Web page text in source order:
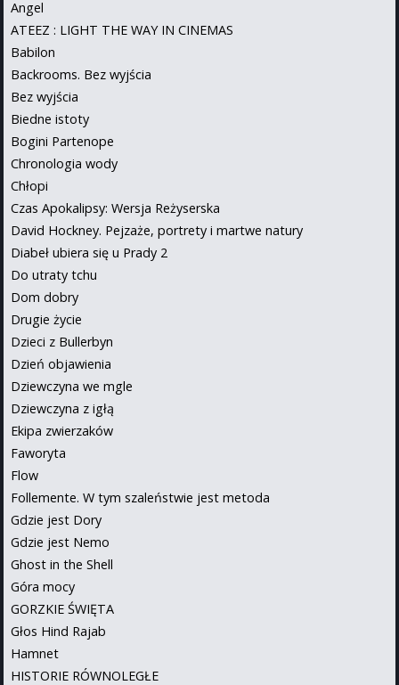
Angel
ATEEZ : LIGHT THE WAY IN CINEMAS
Babilon
Backrooms. Bez wyjścia
Bez wyjścia
Biedne istoty
Bogini Partenope
Chronologia wody
Chłopi
Czas Apokalipsy: Wersja Reżyserska
David Hockney. Pejzaże, portrety i martwe natury
Diabeł ubiera się u Prady 2
Do utraty tchu
Dom dobry
Drugie życie
Dzieci z Bullerbyn
Dzień objawienia
Dziewczyna we mgle
Dziewczyna z igłą
Ekipa zwierzaków
Faworyta
Flow
Follemente. W tym szaleństwie jest metoda
Gdzie jest Dory
Gdzie jest Nemo
Ghost in the Shell
Góra mocy
GORZKIE ŚWIĘTA
Głos Hind Rajab
Hamnet
HISTORIE RÓWNOLEGŁE